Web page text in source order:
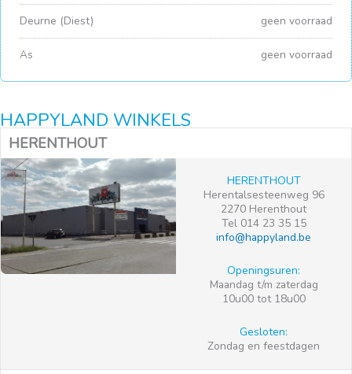
Deurne (Diest) geen voorraad
As geen voorraad
HAPPYLAND WINKELS
HERENTHOUT
HERENTHOUT
Herentalsesteenweg 96
2270 Herenthout
Tel 014 23 35 15
info@happyland.be
Openingsuren:
Maandag t/m zaterdag
10u00 tot 18u00
Gesloten:
Zondag en feestdagen